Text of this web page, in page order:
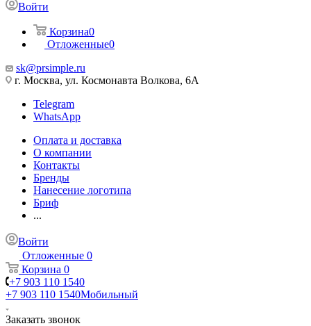
Войти
Корзина0
Отложенные0
sk@prsimple.ru
г. Москва, ул. Космонавта Волкова, 6А
Telegram
WhatsApp
Оплата и доставка
О компании
Контакты
Бренды
Нанесение логотипа
Бриф
...
Войти
Отложенные 0
Корзина 0
+7 903 110 1540
+7 903 110 1540Мобильный
Заказать звонок